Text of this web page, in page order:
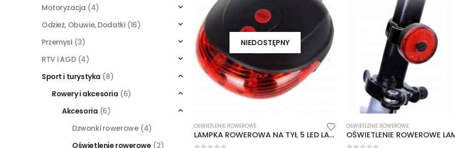
NIEDOSTĘPNY
OŚWIETLENIE ROWEROWE
LAMPKA ROWEROWA NA TYŁ 5 LED LASER + UCHWYT
OŚWIETLENIE ROWEROWE
Motoryzacja (4)
Odzież, Obuwie, Dodatki (16)
Przemysł (3)
RTV i AGD (4)
Sport i turystyka (8)
Rowery i akcesoria (6)
Akcesoria (6)
Dzwonki rowerowe (4)
Oświetlenie rowerowe (2)